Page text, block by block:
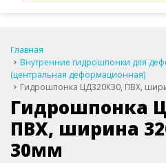
Главная
Внутренние гидрошпонки для
(центральная деформационная)
Гидрошпонка ЦД320К30, ПВХ,
Гидрошпонка
ПВХ, ширина
30мм